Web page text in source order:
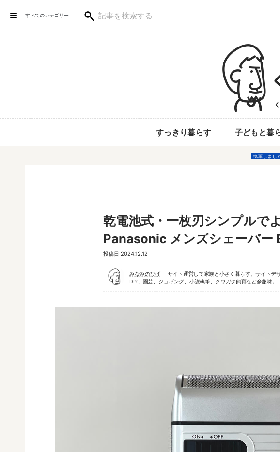
すべてのカテゴリー
すっきり暮らす 子どもと暮
執筆しまし
乾電池式・一枚刃シンプルでよ
Panasonic メンズシェーバー
投稿日 2024.12.12
みなみのひげ
サイト運営して家族と小さく暮らす。サイトデ
DIY、園芸、ジョギング、 小説執筆、クワガタ飼育など多趣味。